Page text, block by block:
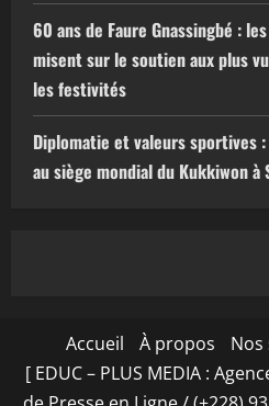
60 ans de Faure Gnassingbé :
misent sur le soutien aux plus
les festivités
Diplomatie et valeurs sportives
au siège mondial du Kukkiwon à
Accueil À propos Nos
[ EDUC – PLUS MEDIA :